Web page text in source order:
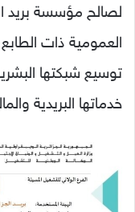
لصالح مؤسسة بريد
العمومية ذات
توسيع شبكتها
خدماتها البريدية